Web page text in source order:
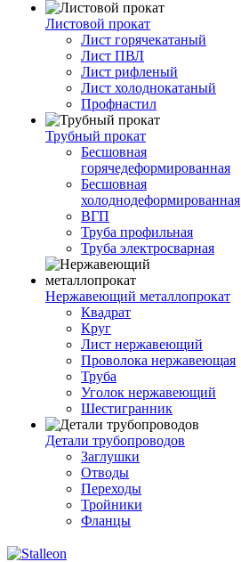
Листовой прокат
Лист горячекатаный
Лист ПВЛ
Лист рифленый
Лист холоднокатаный
Профнастил
Трубный прокат
Бесшовная
горячедеформированная
Бесшовная
холоднодеформированная
ВГП
Труба профильная
Труба электросварная
Нержавеющий металлопрокат
Квадрат
Круг
Лист нержавеющий
Проволока нержавеющая
Труба
Уголок нержавеющий
Шестигранник
Детали трубопроводов
Заглушки
Отводы
Переходы
Тройники
Фланцы